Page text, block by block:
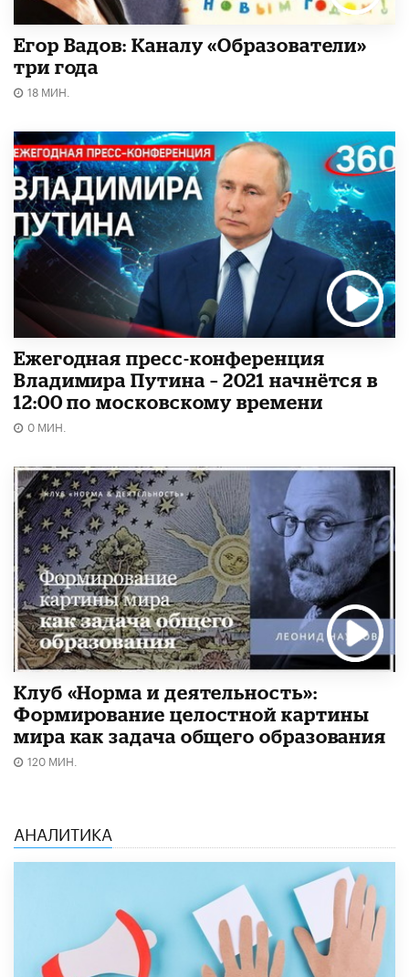
Егор Вадов: Каналу «Образователи»
три года
18 МИН.
Ежегодная пресс-конференция
Владимира Путина – 2021 начнётся в
12:00 по московскому времени
0 МИН.
Клуб «Норма и деятельность»:
Формирование целостной картины
мира как задача общего образования
120 МИН.
АНАЛИТИКА